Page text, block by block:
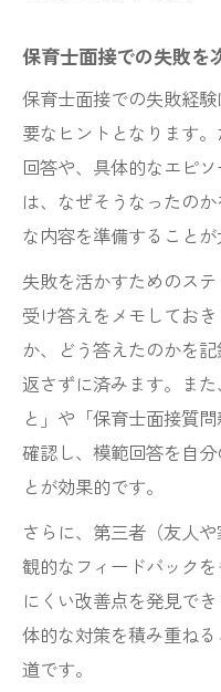
保育士面接での失敗を
保育士面接での失敗経
要なヒントとなります
回答や、具体的なエピ
は、なぜそうなったの
な内容を準備することが
失敗を活かすためのス
受け答えをメモしてお
か、どう答えたのかを
返さずに済みます。ま
と」や「保育士面接質
確認し、模範回答を自
とが効果的です。
さらに、第三者（友人
観的なフィードバック
にくい改善点を発見で
体的な対策を積み重ね
道です。